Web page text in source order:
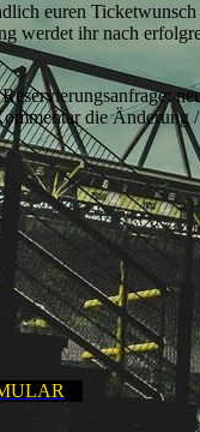
euren Ticketwunsch
werdet ihr nach
die Änderung